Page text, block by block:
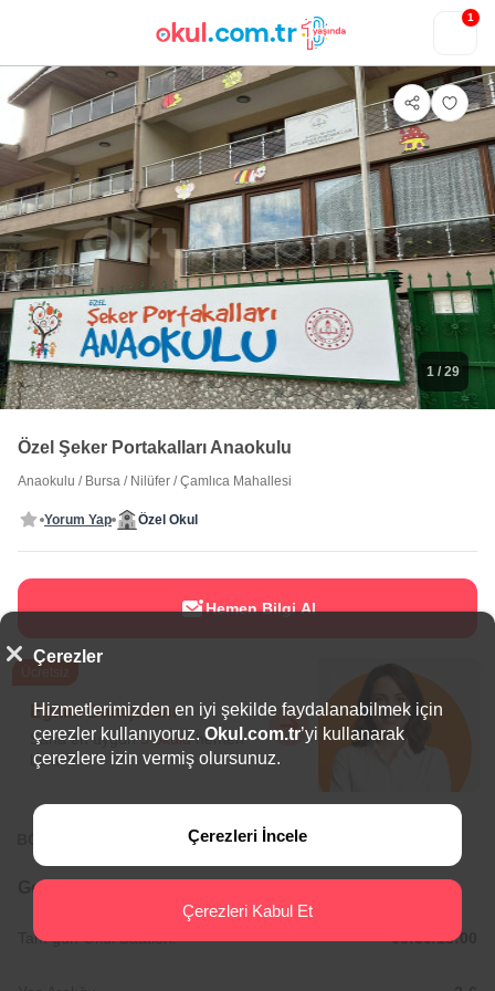
1
1 / 29
Özel Şeker Portakalları Anaokulu
Anaokulu / Bursa / Nilüfer /Çamlıca Mahallesi
Yorum Yap Özel Okul
Hemen Bilgi Al
Eğitim Danışmanı
Sana en uygun5 okuluhemen
bulalım.
BÖLGEDE ÖNE ÇIKAN OKULLAR
Genel Bilgiler
Tam gün Okul Saatleri: 08:30/18:00
Çerezler
Hizmetlerimizden en iyi şekilde faydalanabilmek için
çerezler kullanıyoruz. Okul.com.tr’yi kullanarak
çerezlere izin vermiş olursunuz.
Çerezleri İncele
Çerezleri Kabul Et